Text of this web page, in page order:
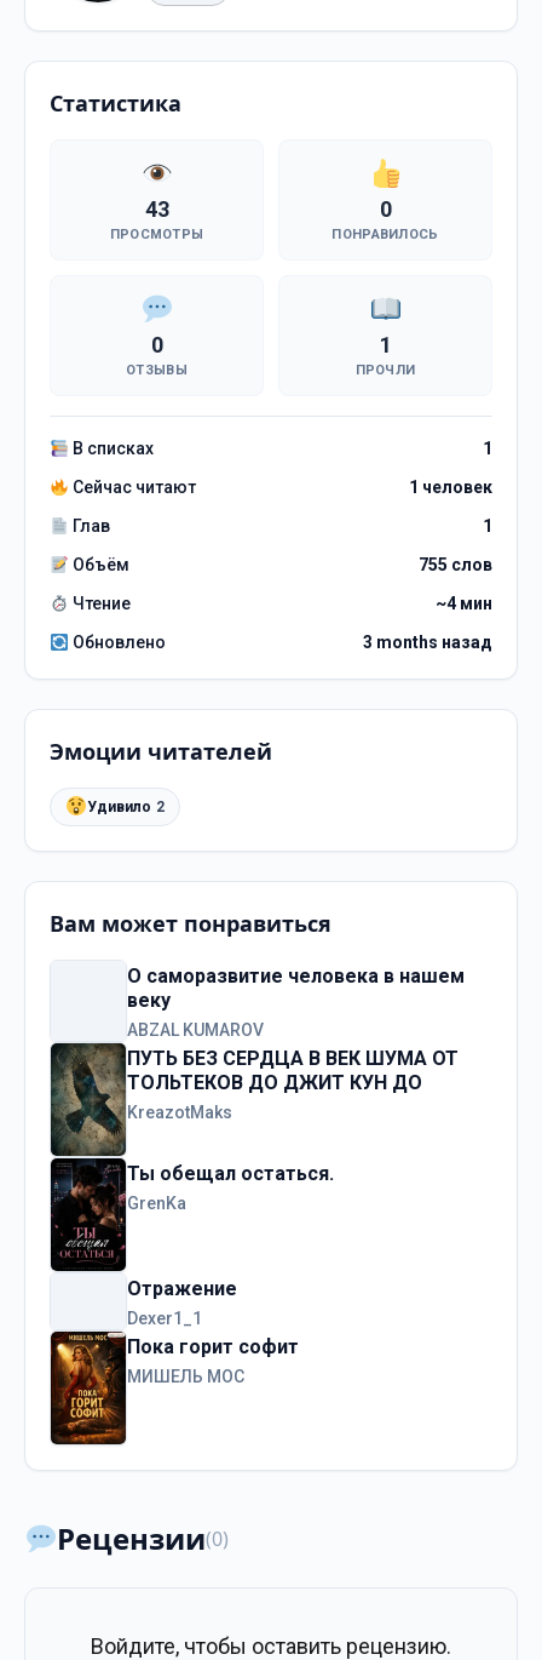
Статистика
43
ПРОСМОТРЫ
0
ПОНРАВИЛОСЬ
0
ОТЗЫВЫ
1
ПРОЧЛИ
В списках
1
Сейчас читают
1 человек
Глав
1
Объём
755 слов
Чтение
~4 мин
Обновлено
3 months назад
Эмоции читателей
Удивило 2
Вам может понравиться
О саморазвитие человека в нашем
веку
ABZAL KUMAROV
ПУТЬ БЕЗ СЕРДЦА В ВЕК ШУМА ОТ
ТОЛЬТЕКОВ ДО ДЖИТ КУН ДО
KreazotMaks
Ты обещал остаться.
GrenKa
Отражение
Dexer1_1
Пока горит софит
МИШЕЛЬ МОС
Рецензии(0)
Войдите, чтобы оставить рецензию.